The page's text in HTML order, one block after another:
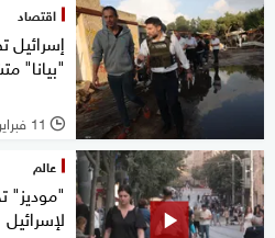
اقتصاد
إسرائيل
"بيانا"
l 11 فبراير 2024
عالم
"موديز"
لإسرائيل